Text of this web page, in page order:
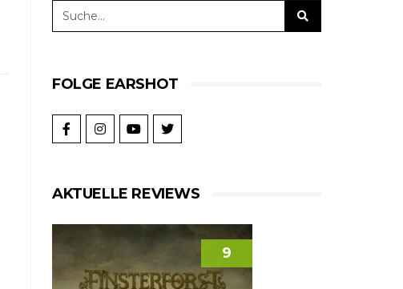
FOLGE EARSHOT
AKTUELLE REVIEWS
9